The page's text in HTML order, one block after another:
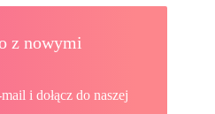
z nowymi
i dołącz do naszej